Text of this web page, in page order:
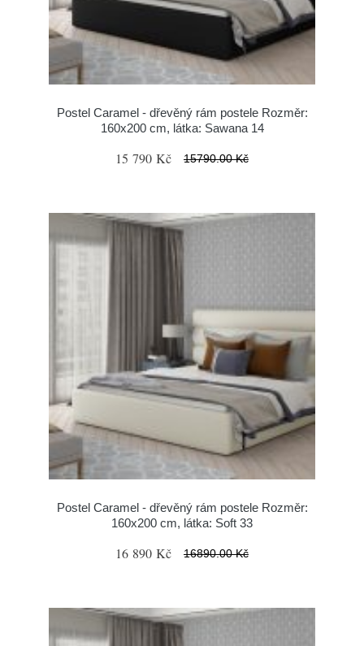
Postel Caramel - dřevěný rám postele Rozměr:
160x200 cm, látka: Sawana 14
15 790 Kč 15790.00 Kč
Postel Caramel - dřevěný rám postele Rozměr:
160x200 cm, látka: Soft 33
16 890 Kč 16890.00 Kč